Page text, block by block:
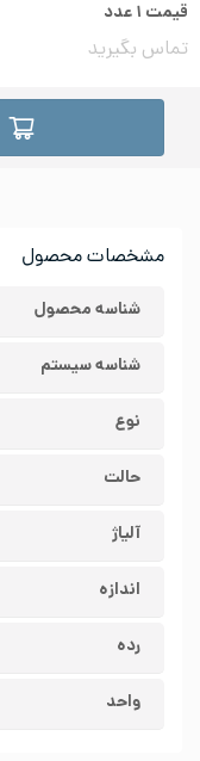
مشخصات محصول
شناسه محصول
شناسه سیستم
نوع
حالت
آلیاژ
اندازه
رده
واحد
قیمت ۱عدد
تماس بگیرید